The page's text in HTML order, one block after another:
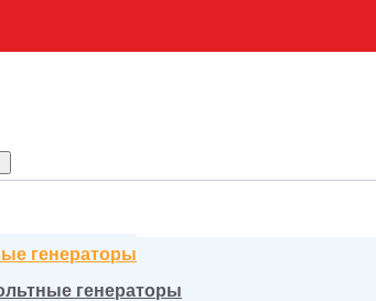
генераторы
генераторы